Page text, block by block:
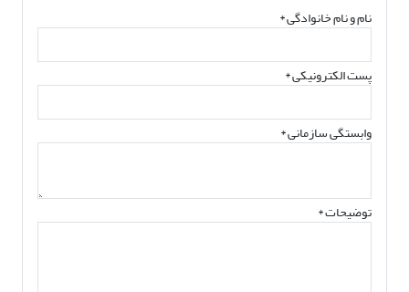
نام و نام خانوادگی*
پست الکترونیکی*
وابستگی سازمانی *
توضیحات *